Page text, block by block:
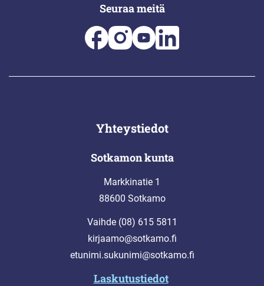
Seuraa meitä
Yhteystiedot
Sotkamon kunta
Markkinatie 1
88600 Sotkamo
Vaihde (08) 615 5811
kirjaamo@sotkamo.fi
etunimi.sukunimi@sotkamo.fi
Laskutustiedot